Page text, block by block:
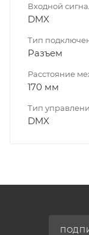
Входной
DMX
Тип
Разъем
Расстояние
170 мм
Тип
DMX